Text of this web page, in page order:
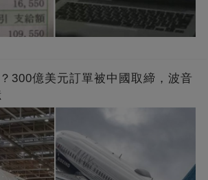
300億美元訂單被中國取締，波音